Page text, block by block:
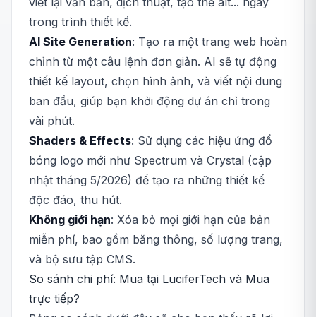
trong trình thiết kế.
AI Site Generation: Tạo ra một trang web hoàn
chỉnh từ một câu lệnh đơn giản. AI sẽ tự động
thiết kế layout, chọn hình ảnh, và viết nội dung
ban đầu, giúp bạn khởi động dự án chỉ trong
vài phút.
Shaders & Effects: Sử dụng các hiệu ứng đổ
bóng logo mới như Spectrum và Crystal (cập
nhật tháng 5/2026) để tạo ra những thiết kế
độc đáo, thu hút.
Không giới hạn: Xóa bỏ mọi giới hạn của bản
miễn phí, bao gồm băng thông, số lượng trang,
và bộ sưu tập CMS.
So sánh chi phí: Mua tại LuciferTech và Mua
trực tiếp?